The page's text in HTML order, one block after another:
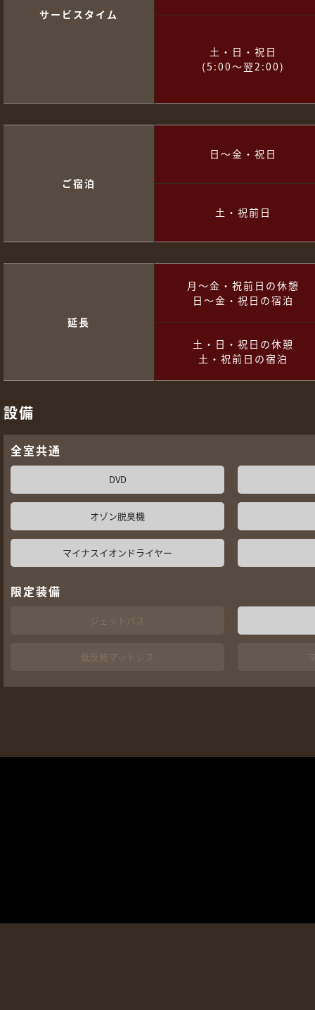
サービスタイム
土・日・祝日
(5:00～翌2:00)
ご宿泊
日～金・祝日
土・祝前日
延長
月～金・祝前日の休憩
日～金・祝日の宿泊
土・日・祝日の休憩
土・祝前日の宿泊
設備
全室共通
DVD
オゾン脱臭機
マイナスイオンドライヤー
限定装備
ジェットバス
低反発マットレス